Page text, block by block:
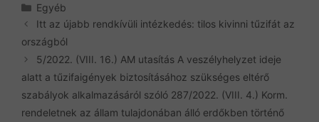
Kategória
Egyéb
Itt az újabb rendkívüli intézkedés: tilos kivinni tűzifát az
országból
5/2022. (VIII. 16.) AM utasítás A veszélyhelyzet ideje
alatt a tűzifaigények biztosításához szükséges eltérő
szabályok alkalmazásáról szóló 287/2022. (VIII. 4.) Korm.
rendeletnek az állam tulajdonában álló erdőkben történő